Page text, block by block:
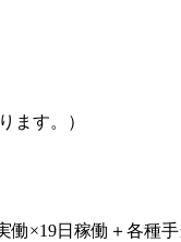
ます。）
働×19日稼働＋各種